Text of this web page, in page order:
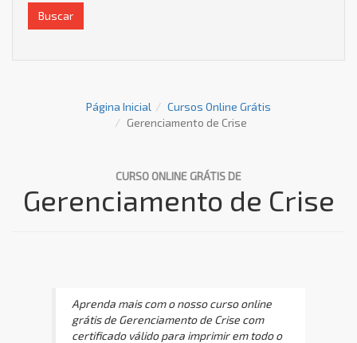
Buscar
Página Inicial
Cursos Online Grátis
Gerenciamento de Crise
CURSO ONLINE GRÁTIS DE
Gerenciamento de Crise
Aprenda mais com o nosso curso online
grátis de Gerenciamento de Crise com
certificado válido para imprimir em todo o